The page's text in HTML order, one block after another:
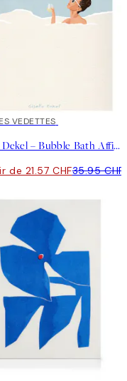
VEDETTES
Giselle Dekel – Bubble Bath Affiche
de 21.57 CHF35.95 CHF